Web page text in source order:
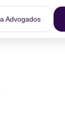
Advogados